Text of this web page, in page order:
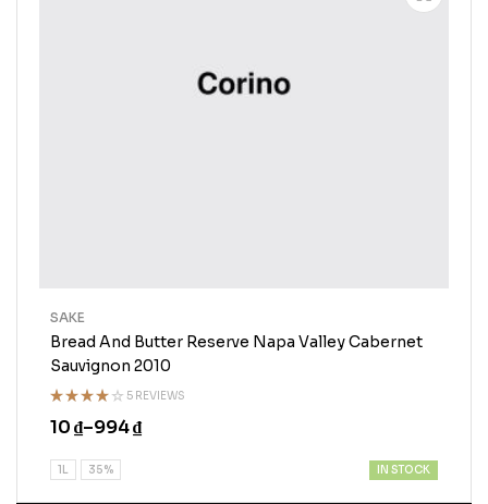
Bread And Butter Reserve Napa Valley Cabernet
Sauvignon 2010
Rated
4.00out
5 REVIEWS
SAKE
10₫–994₫
1L 35% IN STOCK